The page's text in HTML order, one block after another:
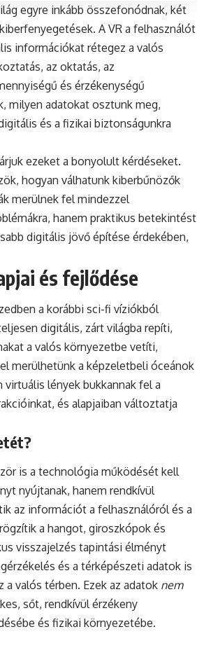
egyre inkább összefonódnak, két
A VR a felhasználót
információkat rétegez a valós
az oktatás, az
és érzékenységű
milyen adatokat osztunk meg,
és a fizikai biztonságunkra
ezeket a bonyolult kérdéseket.
hogyan válhatunk kiberbűnözők
merülnek fel mindezzel
hanem praktikus betekintést
digitális jövő építése érdekében,
és fejlődése
a korábbi sci-fi víziókból
digitális, zárt világba repíti,
a valós környezetbe vetíti,
merülhetünk a képzeletbeli óceánok
lények bukkannak fel a
és alapjaiban változtatja
is a technológia működését kell
nyújtanak, hanem rendkívül
az információt a felhasználóról és a
a hangot, giroszkópok és
visszajelzés tapintási élményt
és a térképészeti adatok is
valós térben. Ezek az adatok nem
sőt, rendkívül érzékeny
és fizikai környezetébe.